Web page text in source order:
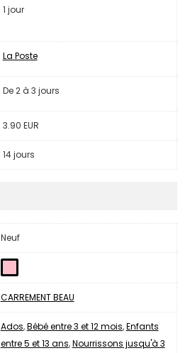
1 jour
La Poste
De 2 à 3 jours
3.90 EUR
14 jours
Neuf
CARREMENT BEAU
Ados,Bébé entre 3 et 12 mois,Enfants
entre 5 et 13 ans,Nourrissons jusqu'à 3